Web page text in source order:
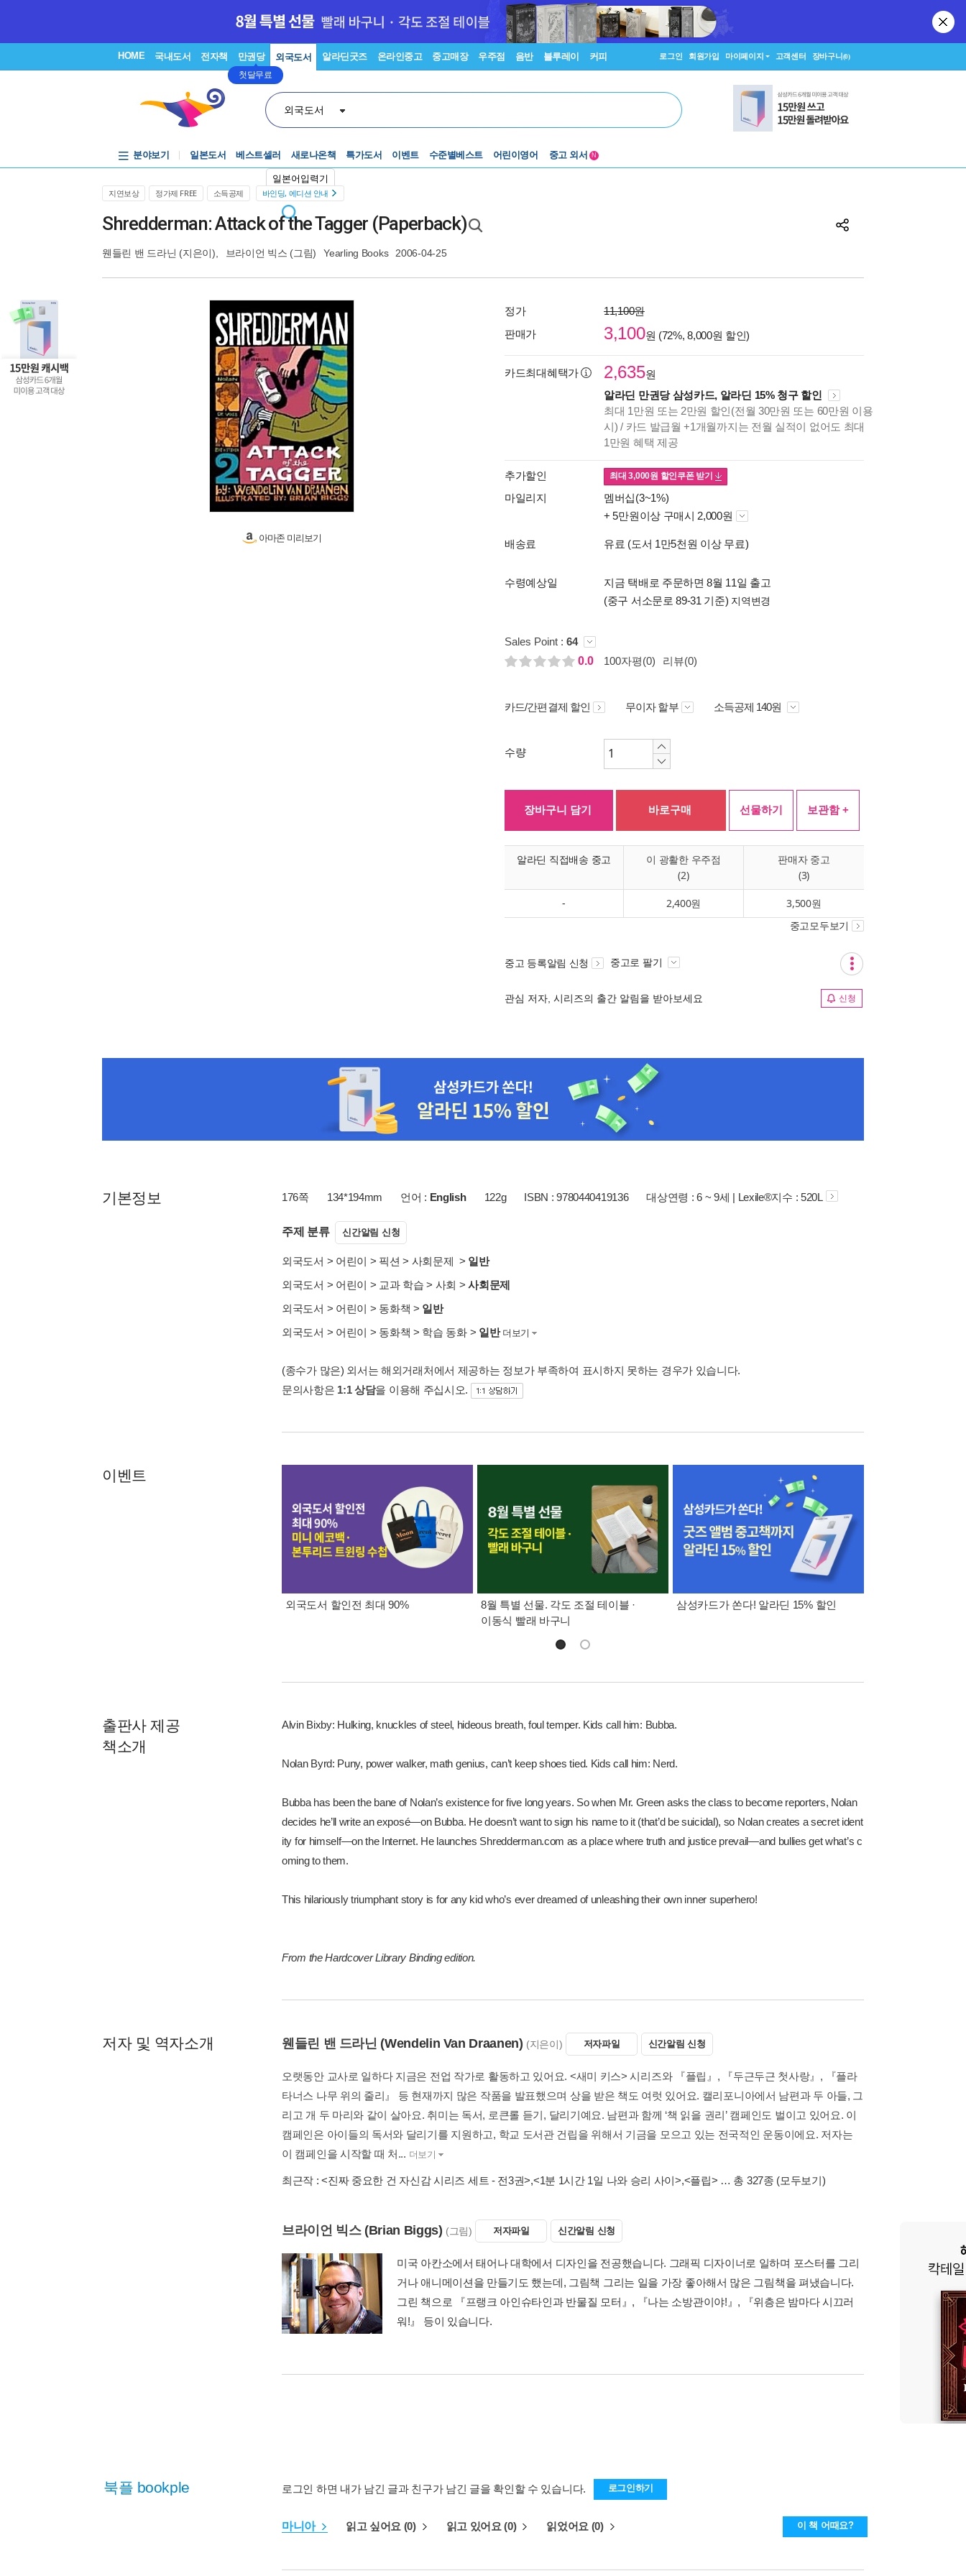
HOME 국내도서 전자책 만권당
첫달무료
외국도서 알라딘굿즈 온라인중고 중고매장 우주점 음반 블루레이 커피 로그인 회원가입 마이페이지 고객센터 장바구니(0)
외국도서
일본어입력기
분야보기 일본도서 베스트셀러 새로나온책 특가도서 이벤트
Lexile®
어린이영어
5백원부터
N
지연보상 정가제 FREE 소득공제 바인딩, 에디션 안내
Shredderman: Attack of the Tagger (Paperback)
웬들린 밴 드라닌 (지은이), 브라이언 빅스 (그림) Yearling Books 2006-04-25
아마존 미리보기
정가
11,100원
판매가
3,100원 (72%, 8,000원 할인)
카드최대혜택가 2,635원
알라딘 만권당 삼성카드, 알라딘 15% 청구 할인
최대 1만원 또는 2만원 할인(전월 30만원 또는 60만원 이용
시) / 카드 발급월 +1개월까지는 전월 실적이 없어도 최대
1만원 혜택 제공
추가할인 최대3,000원 할인쿠폰 받기
마일리지
멤버십(3~1%)
+ 5만원이상 구매시 2,000원
배송료 유료 (도서 1만5천원 이상 무료)
수령예상일
지금 택배로 주문하면 8월 11일 출고
(중구 서소문로 89-31 기준) 지역변경
Sales Point : 64
0.0
100자평(0) 리뷰(0)
카드/간편결제 할인 무이자 할부 소득공제 140원
수량
장바구니 담기 바로구매 선물하기 보관함 +
알라딘 직접배송 중고
이 광활한 우주점
(2)
판매자 중고
(3)
- 2,400원 3,500원
중고모두보기
중고 등록알림 신청 중고로 팔기
관심 저자, 시리즈의 출간 알림을 받아보세요 신청
기본정보 176쪽 134*194mm 언어 : English 122g ISBN : 9780440419136 대상연령 : 6 ~ 9세 | Lexile®지수 : 520L
주제 분류 신간알림 신청
외국도서 > 어린이 > 픽션 > 사회문제 > 일반
외국도서 > 어린이 > 교과 학습 > 사회 >사회문제
외국도서 > 어린이 > 동화책 > 일반
외국도서 > 어린이 > 동화책 > 학습 동화> 일반 더보기
(종수가 많은) 외서는 해외거래처에서 제공하는 정보가 부족하여 표시하지 못하는 경우가 있습니다.
문의사항은 1:1 상담을 이용해 주십시오.
이벤트
외국도서 할인전 최대 90%
8월 특별 선물. 각도 조절 테이블 ·
이동식 빨래 바구니
삼성카드가 쏜다! 알라딘 15% 할인
출판사 제공
책소개
Alvin Bixby: Hulking, knuckles of steel, hideous breath, foul temper. Kids call him: Bubba.
Nolan Byrd: Puny, power walker, math genius, can’t keep shoes tied. Kids call him: Nerd.
Bubba has been the bane of Nolan’s existence for five long years. So when Mr. Green asks the class to become reporters, Nolan
decides he’ll write an exposé—on Bubba. He doesn’t want to sign his name to it (that’d be suicidal), so Nolan creates a secret ident
ity for himself—on the Internet. He launches Shredderman.com as a place where truth and justice prevail—and bullies get what’s c
oming to them.
This hilariously triumphant story is for any kid who’s ever dreamed of unleashing their own inner superhero!
From the Hardcover Library Binding edition.
저자 및 역자소개 웬들린 밴 드라닌 (Wendelin Van Draanen) (지은이) 저자파일 신간알림 신청
오랫동안 교사로 일하다 지금은 전업 작가로 활동하고 있어요. <새미 키스> 시리즈와 『플립』, 『두근두근 첫사랑』, 『플라
타너스 나무 위의 줄리』 등 현재까지 많은 작품을 발표했으며 상을 받은 책도 여럿 있어요. 캘리포니아에서 남편과 두 아들, 그
리고 개 두 마리와 같이 살아요. 취미는 독서, 로큰롤 듣기, 달리기예요. 남편과 함께 ‘책 읽을 권리’ 캠페인도 벌이고 있어요. 이
캠페인은 아이들의 독서와 달리기를 지원하고, 학교 도서관 건립을 위해서 기금을 모으고 있는 전국적인 운동이에요. 저자는
이 캠페인을 시작할 때 처... 더보기
최근작 :<진짜 중요한 건 자신감 시리즈 세트 - 전3권>,<1분 1시간 1일 나와 승리 사이>,<플립> … 총 327종 (모두보기)
브라이언 빅스(Brian Biggs) (그림) 저자파일 신간알림 신청
미국 아칸소에서 태어나 대학에서 디자인을 전공했습니다. 그래픽 디자이너로 일하며 포스터를 그리
거나 애니메이션을 만들기도 했는데, 그림책 그리는 일을 가장 좋아해서 많은 그림책을 펴냈습니다.
그린 책으로 『프랭크 아인슈타인과 반물질 모터』, 『나는 소방관이야!』, 『위층은 밤마다 시끄러
워!』 등이 있습니다.
북플 bookple 로그인 하면 내가 남긴 글과 친구가 남긴 글을 확인할 수 있습니다. 로그인하기
마니아 읽고 싶어요 (0) 읽고 있어요 (0) 읽었어요 (0) 이 책 어때요?